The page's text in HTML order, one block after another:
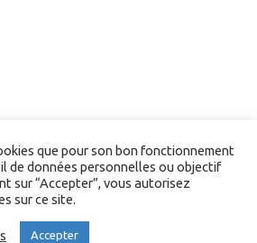
que pour son bon fonctionnement
de données personnelles ou objectif
sur “Accepter”, vous autorisez
sur ce site.
Accepter